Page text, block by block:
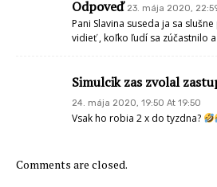
Odpoveď 23. mája 2020,
Pani Slavina suseda ja sa
vidieť , koľko ľudí sa zúčastnilo
Simulcik zas zvolal
24. mája 2020, 19:50 At 19:50
Vsak ho robia 2 x do tyzdna?
Comments are closed.